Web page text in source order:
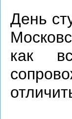
День
как